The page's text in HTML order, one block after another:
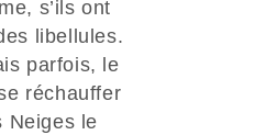
s’ils ont
libellules.
parfois, le
réchauffer
Neiges le